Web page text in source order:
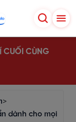
CUỐI CÙNG
>
dành cho mọi